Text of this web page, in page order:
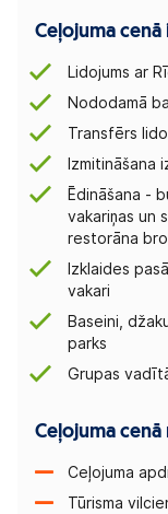
Ceļojuma cenā
Lidojums ar
Nododamā
Transfērs
Izmitināšana
Ēdināšana -
vakariņas un
restorāna
Izklaides
vakari
Baseini,
parks
Grupas
Ceļojuma cenā
Ceļojuma
Tūrisma